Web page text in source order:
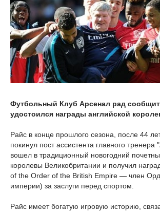
Футбольный Клуб Арсенал рад
удостоился награды английской
Райс в конце прошлого сезона, после 44
покинул пост ассистента главного
вошел в традиционный новогодний
королевы Великобритании и получил
of the Order of the British Empire — член
империи) за заслуги перед спортом.
Райс имеет богатую игровую историю,